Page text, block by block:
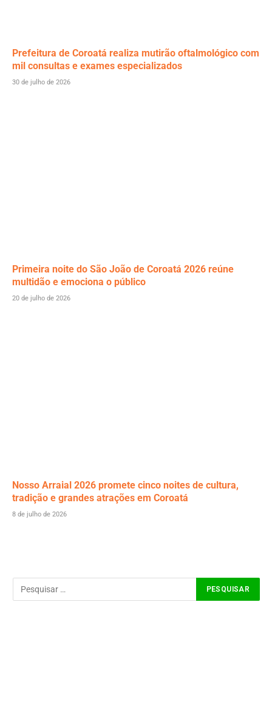
Prefeitura de Coroatá realiza mutirão oftalmológico com
mil consultas e exames especializados
30 de julho de 2026
Primeira noite do São João de Coroatá 2026 reúne
multidão e emociona o público
20 de julho de 2026
Nosso Arraial 2026 promete cinco noites de cultura,
tradição e grandes atrações em Coroatá
8 de julho de 2026